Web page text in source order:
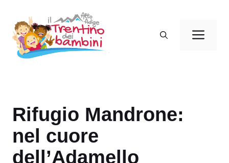
contenuto
Rifugio Mandrone:
nel cuore
dell’Adamello